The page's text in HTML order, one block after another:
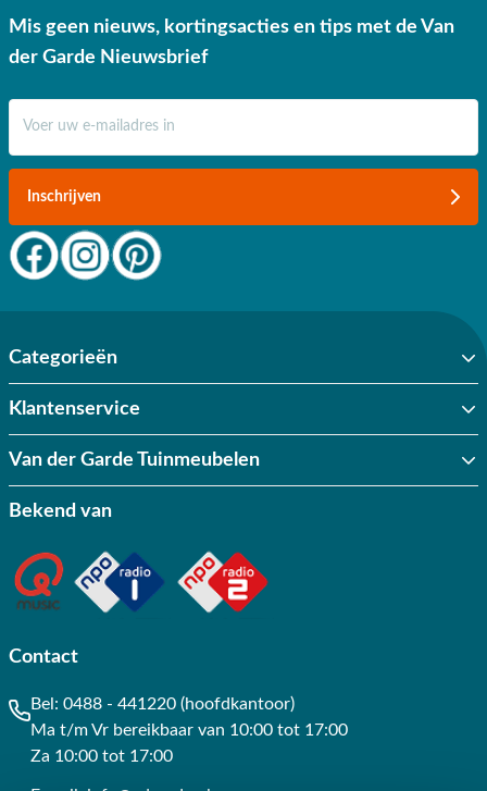
tuinmeubelen?
✔ 9.4/10 uit 19.500+ klantbeoordeling
✔ Gratis verzending vanaf €50,-
✔ Goede service
Mis geen nieuws, kortingsacties en tips met de Van
der Garde Nieuwsbrief
Inschrijven
Categorieën
Klantenservice
Van der Garde Tuinmeubelen
Bekend van
Contact
Bel: 0488 - 441220 (hoofdkantoor)
Ma t/m Vr bereikbaar van 10:00 tot 17:00
Za 10:00 tot 17:00